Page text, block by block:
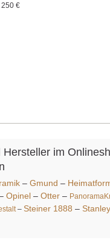
€
Hersteller im
– Gmund –
Opinel – Otter –
– Steiner 1888 – Stanley